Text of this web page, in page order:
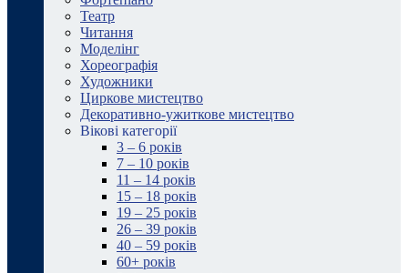
Театр
Читання
Моделінг
Хореографія
Художники
Циркове мистецтво
Декоративно-ужиткове мистецтво
Вікові категорії
3 – 6 років
7 – 10 років
11 – 14 років
15 – 18 років
19 – 25 років
26 – 39 років
40 – 59 років
60+ років